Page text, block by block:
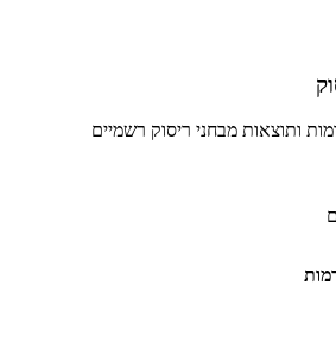
ותוצאות מבחני ריסוק רשמיים